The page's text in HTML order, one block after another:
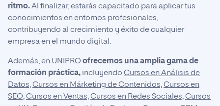
ritmo.Al finalizar, estarás capacitado para aplicar tus
conocimientos en entornos profesionales,
contribuyendo al crecimiento y éxito de cualquier
empresa en el mundo digital.
Además, en UNIPROofrecemos una amplia gama de
formación práctica, incluyendo Cursos en Análisis de
Datos,Cursos en Márketing de Contenidos,Cursos en
SEO,Cursos en Ventas,Cursos en Redes Sociales,Cursos